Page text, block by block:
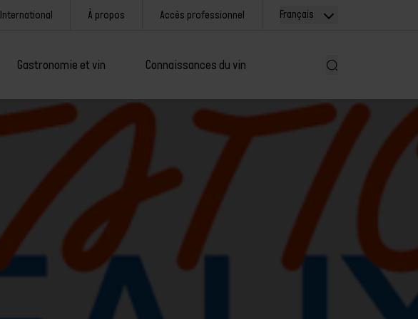
International À propos Accès professionnel Français
Gastronomie et vin Connaissances du vin